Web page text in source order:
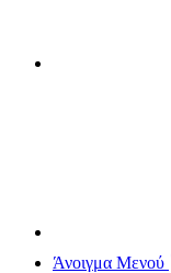
Άνοιγμα Μενού